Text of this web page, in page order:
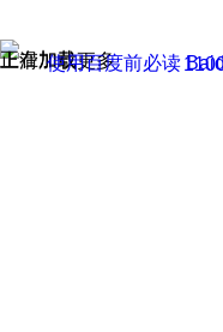
正在加载
上滑加载更多
使用百度前必读京公